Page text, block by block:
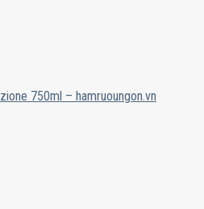
750ml – hamruoungon.vn